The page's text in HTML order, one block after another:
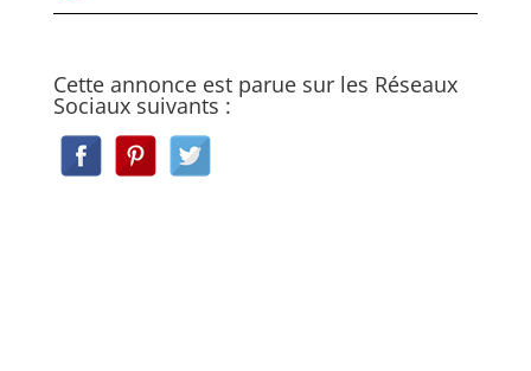
Cette annonce est parue sur les Réseaux
Sociaux suivants :